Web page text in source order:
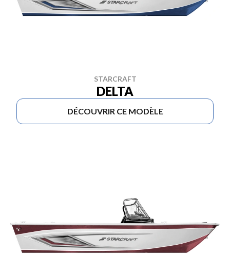
STARCRAFT
DELTA
DÉCOUVRIR CE MODÈLE